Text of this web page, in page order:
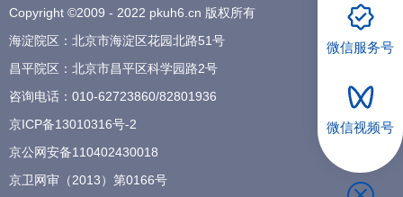
健康科普
合作支援
Copyright ©2009 - 2022 pkuh6.cn 版权所有
海淀院区：北京市海淀区花园北路51号
昌平院区：北京市昌平区科学园路2号
咨询电话： 010-62723860/82801936
京ICP备13010316号-2
京公网安备110402430018
京卫网审（2013）第0166号
微信服务号
微信视频号